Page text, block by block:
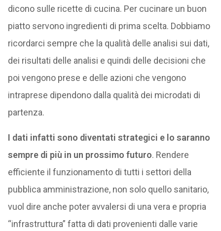
dicono sulle ricette di cucina. Per cucinare un buon
piatto servono ingredienti di prima scelta. Dobbiamo
ricordarci sempre che la qualità delle analisi sui dati,
dei risultati delle analisi e quindi delle decisioni che
poi vengono prese e delle azioni che vengono
intraprese dipendono dalla qualità dei microdati di
partenza.
I dati infatti sono diventati strategici e lo saranno
sempre di più in un prossimo futuro. Rendere
efficiente il funzionamento di tutti i settori della
pubblica amministrazione, non solo quello sanitario,
vuol dire anche poter avvalersi di una vera e propria
“infrastruttura” fatta di dati provenienti dalle varie